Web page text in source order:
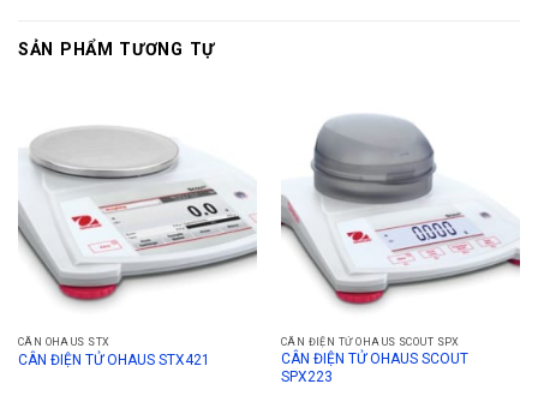
SẢN PHẨM TƯƠNG TỰ
CÂN OHAUS STX
CÂN ĐIỆN TỬ OHAUS STX421
CÂN ĐIỆN TỬ OHAUS SCOUT SPX
CÂN ĐIỆN TỬ OHAUS SCOUT
SPX223